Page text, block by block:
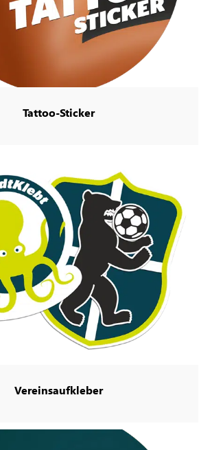
Tattoo-Sticker
Vereinsaufkleber